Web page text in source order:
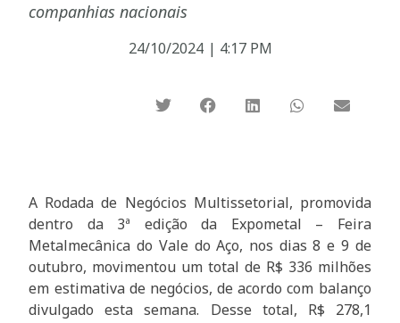
companhias nacionais
24/10/2024 | 4:17 PM
A Rodada de Negócios Multissetorial, promovida
dentro da 3ª edição da Expometal – Feira
Metalmecânica do Vale do Aço, nos dias 8 e 9 de
outubro, movimentou um total de R$ 336 milhões
em estimativa de negócios, de acordo com balanço
divulgado esta semana. Desse total, R$ 278,1